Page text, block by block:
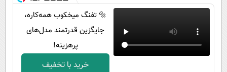
🔩 تفنگ میخکوب همه‌کاره،
جایگزین قدرتمند مدل‌های
پرهزینه!
خرید با تخفیف